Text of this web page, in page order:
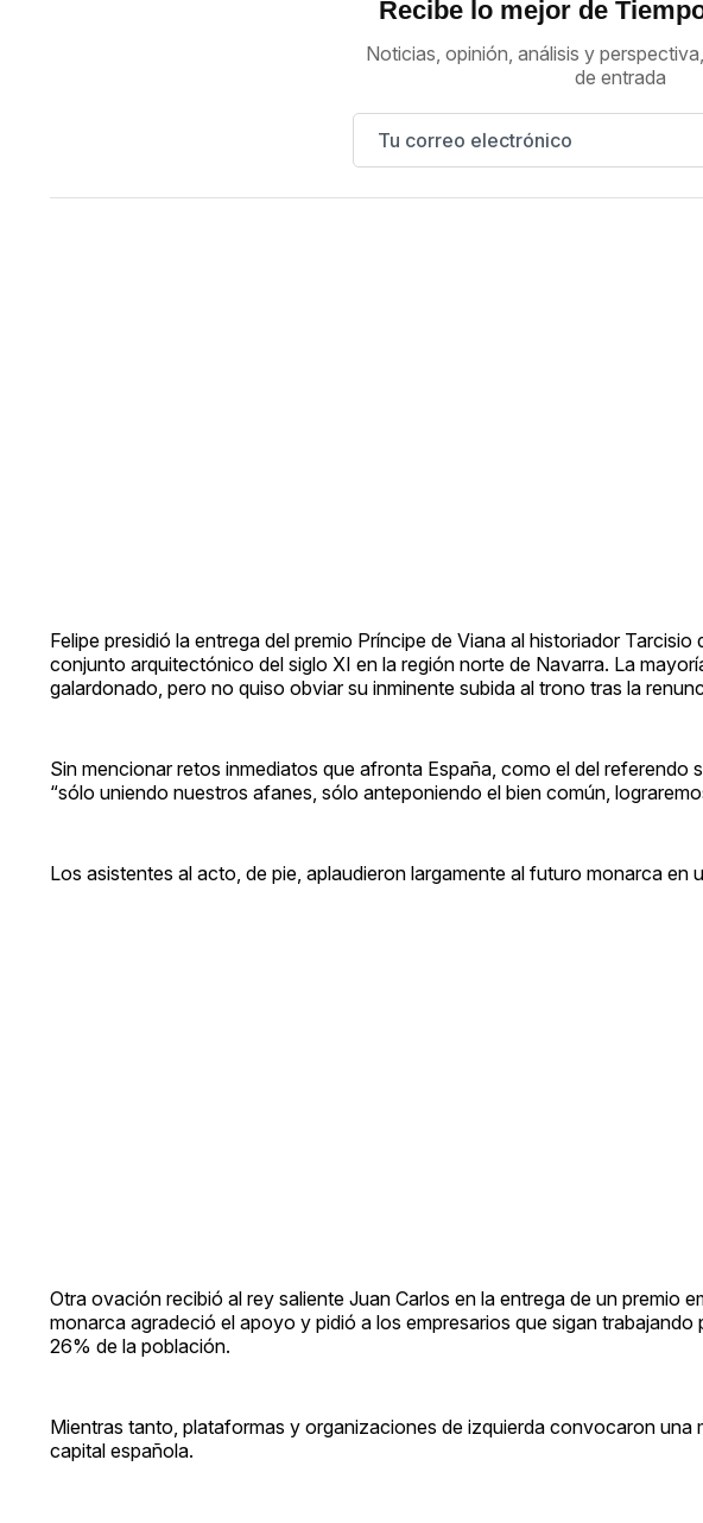
Recibe lo mejor de
Noticias, opinión, análisis y
de entrada
Felipe presidió la entrega del premio Príncipe de Viana al historiador
conjunto arquitectónico del siglo XI en la región norte de Navarra. La
galardonado, pero no quiso obviar su inminente subida al trono tras la
Sin mencionar retos inmediatos que afronta España, como el del referendo
“sólo uniendo nuestros afanes, sólo anteponiendo el bien común,
Los asistentes al acto, de pie, aplaudieron largamente al futuro monarca en
Otra ovación recibió al rey saliente Juan Carlos en la entrega de un premio
monarca agradeció el apoyo y pidió a los empresarios que sigan
26% de la población.
Mientras tanto, plataformas y organizaciones de izquierda convocaron
capital española.